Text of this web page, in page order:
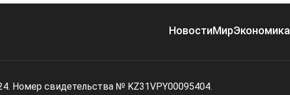
НовостиМирЭкономика
Номер свидетельства № KZ31VPY00095404.